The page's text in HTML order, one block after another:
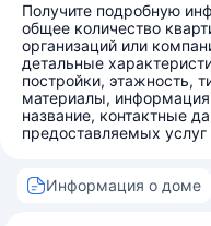
Получите подробную
общее количество
организаций или
детальные
постройки, этажность,
материалы,
название, контактные
предоставляемых услуг
Информация о доме